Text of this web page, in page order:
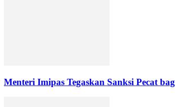
Menteri Imipas Tegaskan Sanksi Pecat